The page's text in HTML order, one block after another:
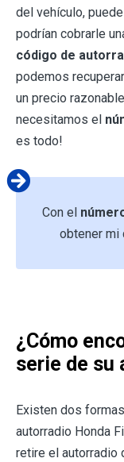
del vehículo,
podrían cobrarle
código de
podemos
un precio
necesitamos el
es todo!
Con el
obtener mi
¿Cómo
serie de su
Existen dos
autorradio Honda
retire el autorradio